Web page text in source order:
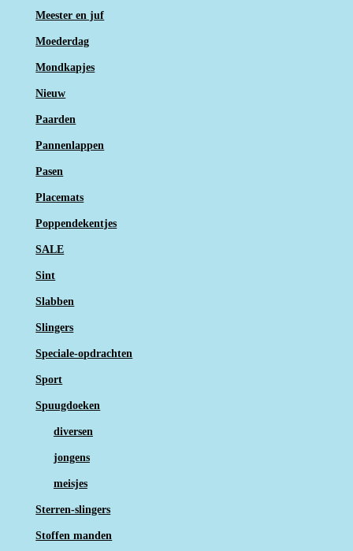
Meester en juf
Moederdag
Mondkapjes
Nieuw
Paarden
Pannenlappen
Pasen
Placemats
Poppendekentjes
SALE
Sint
Slabben
Slingers
Speciale-opdrachten
Sport
Spuugdoeken
diversen
jongens
meisjes
Sterren-slingers
Stoffen manden